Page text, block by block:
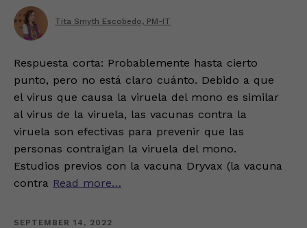
Tita Smyth Escobedo, PM-IT
Respuesta corta: Probablemente hasta cierto
punto, pero no está claro cuánto. Debido a que
el virus que causa la viruela del mono es similar
al virus de la viruela, las vacunas contra la
viruela son efectivas para prevenir que las
personas contraigan la viruela del mono.
Estudios previos con la vacuna Dryvax (la vacuna
contra Read more…
SEPTEMBER 14, 2022